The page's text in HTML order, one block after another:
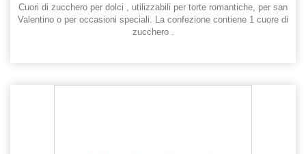
Cuori di zucchero per dolci , utilizzabili per torte romantiche, per san
Valentino o per occasioni speciali. La confezione contiene 1 cuore di
zucchero .